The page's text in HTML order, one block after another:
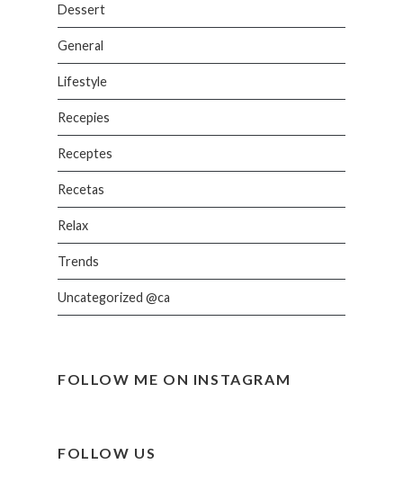
Dessert
General
Lifestyle
Recepies
Receptes
Recetas
Relax
Trends
Uncategorized @ca
FOLLOW ME ON INSTAGRAM
FOLLOW US